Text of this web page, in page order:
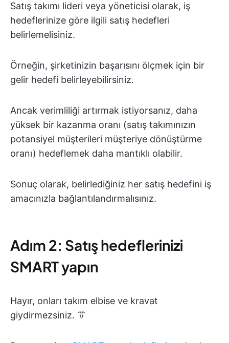
Satış takımı lideri veya yöneticisi olarak, iş
hedeflerinize göre ilgili satış hedefleri
belirlemelisiniz.
Örneğin, şirketinizin başarısını ölçmek için bir
gelir hedefi belirleyebilirsiniz.
Ancak verimliliği artırmak istiyorsanız, daha
yüksek bir kazanma oranı (satış takımınızın
potansiyel müşterileri müşteriye dönüştürme
oranı) hedeflemek daha mantıklı olabilir.
Sonuç olarak, belirlediğiniz her satış hedefini iş
amacınızla bağlantılandırmalısınız.
Adım 2: Satış hedeflerinizi
SMART yapın
Hayır, onları takım elbise ve kravat
giydirmezsiniz. 👔